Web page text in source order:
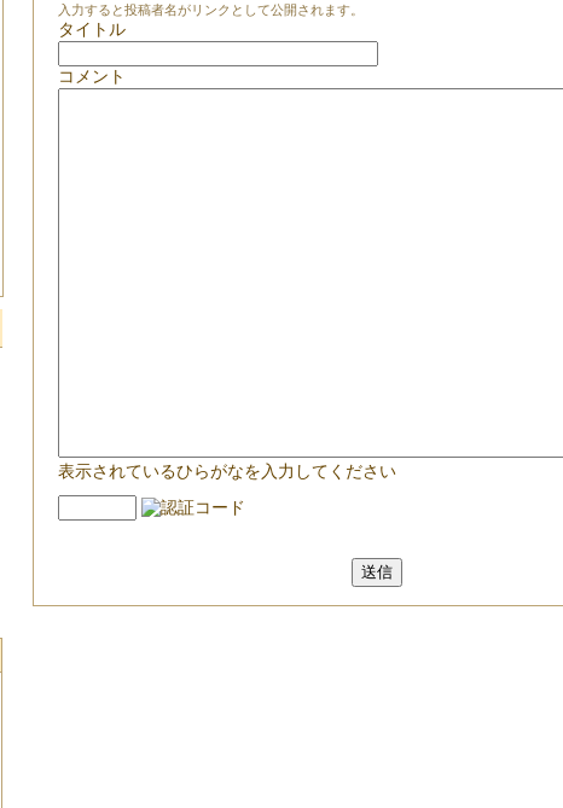
入力すると投稿者名がリンクとして公開されます。
タイトル
コメント
表示されているひらがなを入力してください